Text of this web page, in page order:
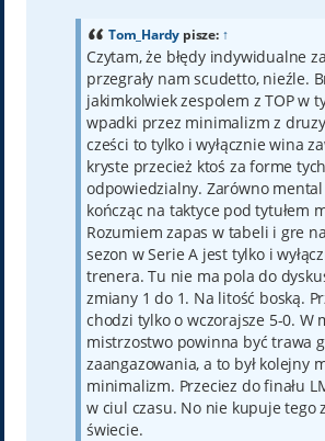
Tom_Hardy pisze: ↑
Czytam, że błędy indywidualne
przegrały nam scudetto, nieźle.
jakimkolwiek zespolem z TOP w
wpadki przez minimalizm z
cześci to tylko i wyłącznie wina
kryste przecież ktoś za forme
odpowiedzialny. Zarówno
kończąc na taktyce pod tytułem
Rozumiem zapas w tabeli i gre
sezon w Serie A jest tylko i
trenera. Tu nie ma pola do
zmiany 1 do 1. Na litość boską.
chodzi tylko o wczorajsze 5-0. W
mistrzostwo powinna być trawa
zaangazowania, a to był kolejny
minimalizm. Przeciez do finału
w ciul czasu. No nie kupuje tego
świecie.